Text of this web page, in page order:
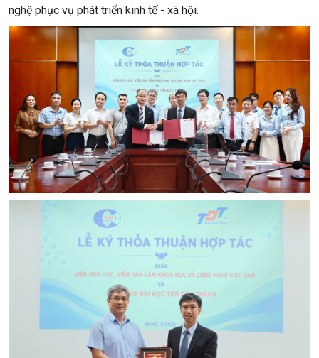
nghệ phục vụ phát triển kinh tế - xã hội.